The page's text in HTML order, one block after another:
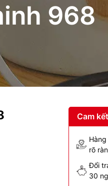
968
Cam
rõ
Đổi
30